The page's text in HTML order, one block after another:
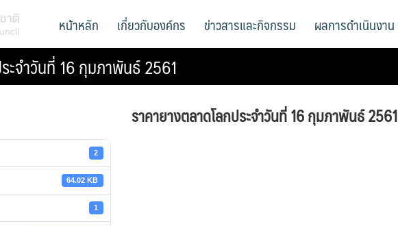
หน้าหลัก เกี่ยวกับองค์กร ข่าวสารและกิจกรรม ผลการดำเนินงาน
ะจำวันที่ 16 กุมภาพันธ์ 2561
2
64.02 KB
1
ราคายางตลาดโลกประจำวันที่ 16 กุมภาพันธ์ 2561